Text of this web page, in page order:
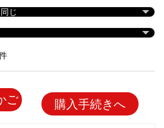
ご 購入手続きへ